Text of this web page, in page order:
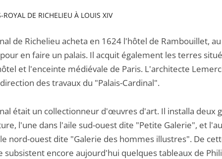
ROYAL DE RICHELIEU À LOUIS XIV
de Richelieu acheta en 1624 l'hôtel de Rambouillet,
en faire un palais. Il acquit également les terres
et l'enceinte médiévale de Paris. L'architecte
des travaux du "Palais-Cardinal".
était un collectionneur d'œuvres d'art. Il installa deux
l'une dans l'aile sud-ouest dite "Petite Galerie", et
nord-ouest dite "Galerie des hommes illustres". De
subsistent encore aujourd'hui quelques tableaux de